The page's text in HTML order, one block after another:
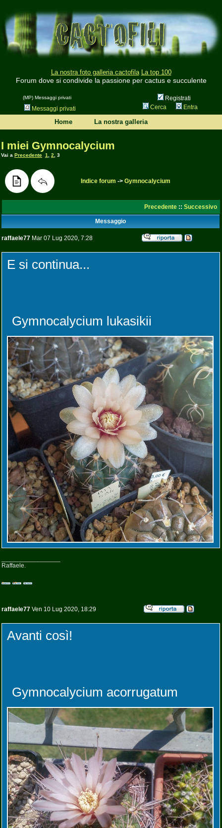
La nostra foto galleria cactofila La top 100
Forum dove si condivide la passione per cactus e succulente
(MP) Messaggi privati
Registrati
Messaggi privati
Cerca Entra
Home La nostra galleria
I miei Gymnocalycium
Vai a Precedente 1 2 3
Indice forum -> Gymnocalycium
Precedente :: Successivo
Messaggio
raffaele77 Mar 07 Lug 2020, 7:28
E si continua...
Gymnocalycium lukasikii
Raffaele.
raffaele77 Ven 10 Lug 2020, 18:29
Avanti così!
Gymnocalycium acorrugatum